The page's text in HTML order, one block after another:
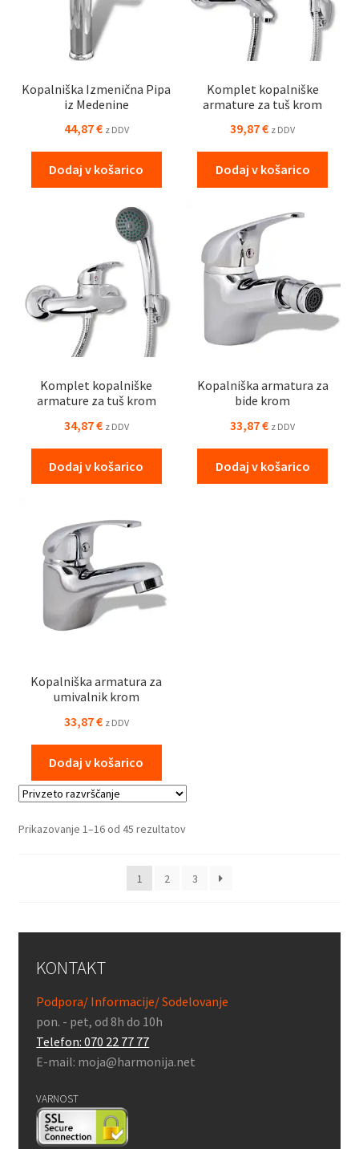
Kopalniška Izmenična Pipa
iz Medenine
44,87€ z DDV
Dodaj v košarico
Komplet kopalniške
armature za tuš krom
39,87€ z DDV
Dodaj v košarico
Komplet kopalniške
armature za tuš krom
34,87€ z DDV
Dodaj v košarico
Kopalniška armatura za
bide krom
33,87€ z DDV
Dodaj v košarico
Kopalniška armatura za
umivalnik krom
33,87€ z DDV
Dodaj v košarico
Prikazovanje 1–16 od 45 rezultatov
1 2 3
KONTAKT
Podpora/ Informacije/ Sodelovanje
pon. - pet, od 8h do 10h
Telefon: 070 22 77 77
E-mail: moja@harmonija.net
VARNOST